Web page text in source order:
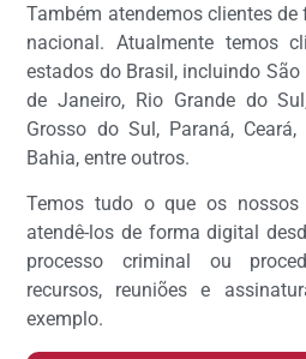
Também atendemos clientes
nacional. Atualmente temos
estados do Brasil, incluindo São
de Janeiro, Rio Grande do
Grosso do Sul, Paraná,
Bahia, entre outros.
Temos tudo o que os nossos
atendê-los de forma digital
processo criminal ou
recursos, reuniões e
exemplo.